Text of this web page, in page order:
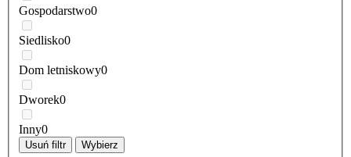
Gospodarstwo0
Siedlisko0
Dom letniskowy0
Dworek0
Inny0
Usuń filtr Wybierz